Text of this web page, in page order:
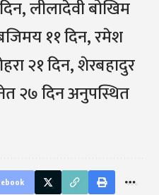
लीलादेवी बोखिम
११ दिन, रमेश
२१ दिन, शेरबहादुर
२७ दिन अनुपस्थित